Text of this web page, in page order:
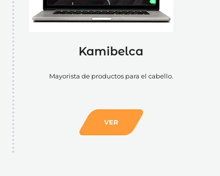
Kamibelca
Mayorista de productos para el cabello.
VER